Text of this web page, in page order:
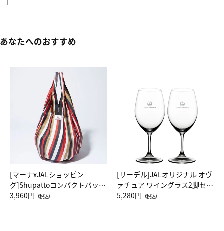
あなたへのおすすめ
[マーナxJALショッピン
グ]Shupattoコンパクトバッグ
Drop JAL客室乗務員（LC）ス
3,960円 （税込）
[リーデル]JALオリジナル オヴ
ァチュア ワイングラス2脚セッ
ト（レッドワイン）
5,280円 （税込）